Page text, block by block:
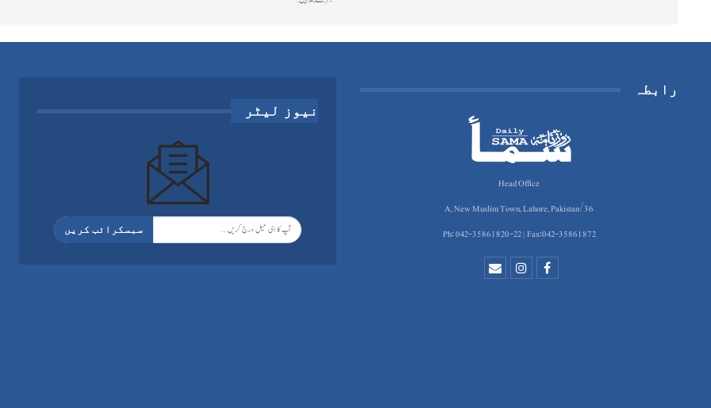
رابطہ
Head Office
36/A, New Muslim Town, Lahore, Pakistan
Ph: 042-35861820-22 | Fax:042-35861872
نیوز لیٹر
سبسکرائب کریں